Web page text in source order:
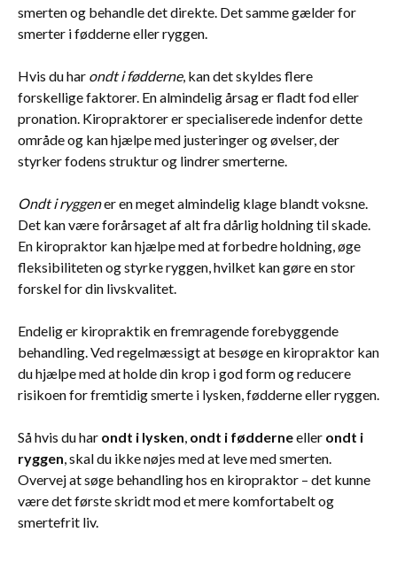
smerten og behandle det direkte. Det samme gælder for
smerter i fødderne eller ryggen.
Hvis du har ondt i fødderne, kan det skyldes flere
forskellige faktorer. En almindelig årsag er fladt fod eller
pronation. Kiropraktorer er specialiserede indenfor dette
område og kan hjælpe med justeringer og øvelser, der
styrker fodens struktur og lindrer smerterne.
Ondt i ryggener en meget almindelig klage blandt voksne.
Det kan være forårsaget af alt fra dårlig holdning til skade.
En kiropraktor kan hjælpe med at forbedre holdning, øge
fleksibiliteten og styrke ryggen, hvilket kan gøre en stor
forskel for din livskvalitet.
Endelig er kiropraktik en fremragende forebyggende
behandling. Ved regelmæssigt at besøge en kiropraktor kan
du hjælpe med at holde din krop i god form og reducere
risikoen for fremtidig smerte i lysken, fødderne eller ryggen.
Så hvis du har ondt i lysken, ondt i fødderneeller ondt i
ryggen, skal du ikke nøjes med at leve med smerten.
Overvej at søge behandling hos en kiropraktor – det kunne
være det første skridt mod et mere komfortabelt og
smertefrit liv.